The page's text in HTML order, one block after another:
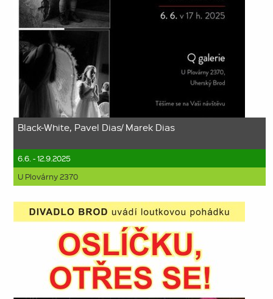
Black-White, Pavel Dias/ Marek Dias
6.6. - 12.9.2025
U Plovárny 2370